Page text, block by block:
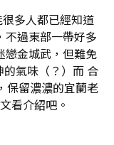
多人都已經知道
不過東部一帶好多
戀金城武，但難免
氣味（？）而 合
保留濃濃的宜蘭老
看介紹吧。